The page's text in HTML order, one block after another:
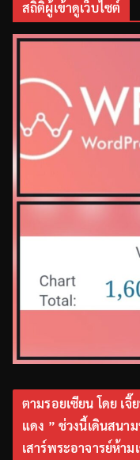
สถิติผู้เข้าดูเว็บไซต์
ตามรอยเซียน โดย เ
แดง ” ช่วงนี้เดินสน
เสาร์พระอาจารย์ห้า